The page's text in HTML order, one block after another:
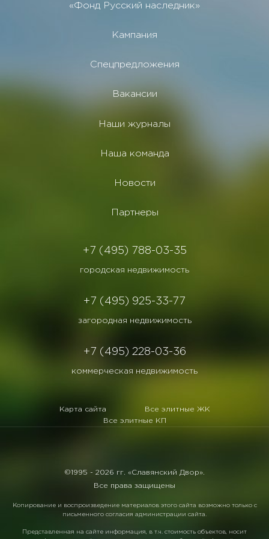
«Фонд Русский наследник»
Кампания
Спецпредложения
Вакансии
Наши журналы
Наша команда
Новости
Партнеры
+7 (495) 788-03-35
городская недвижимость
+7 (495) 925-33-77
загородная недвижимость
+7 (495) 228-03-36
коммерческая недвижимость
Карта сайта
Все элитные ЖК
Все элитные КП
©1995 - 2026 гг. «Славянский Двор».
Все права защищены
Копирование и воспроизведение материалов этого сайта возможно только с
письменного согласия администрации сайта.
Представленная на сайте информация, в т.ч. стоимость объектов, носит